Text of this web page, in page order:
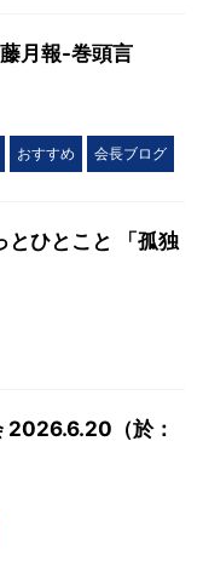
月報-巻頭言
おすすめ 会長ブログ
とひとこと 「孤独
2026.6.20（於：